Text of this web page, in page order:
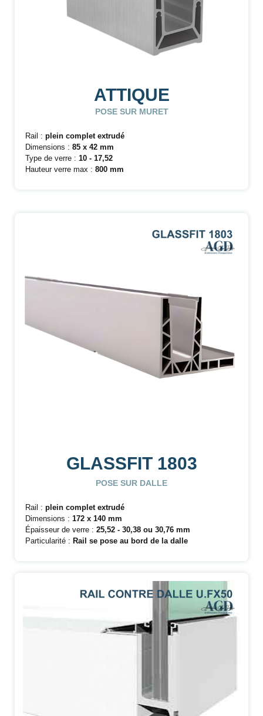
ATTIQUE
POSE SUR MURET
Rail : plein complet extrudé
Dimensions : 85 x 42 mm
Type de verre : 10 - 17,52
Hauteur verre max : 800 mm
GLASSFIT 1803
POSE SUR DALLE
Rail : plein complet extrudé
Dimensions : 172 x 140 mm
Épaisseur de verre : 25,52 - 30,38 ou 30,76 mm
Particularité : Rail se pose au bord de la dalle